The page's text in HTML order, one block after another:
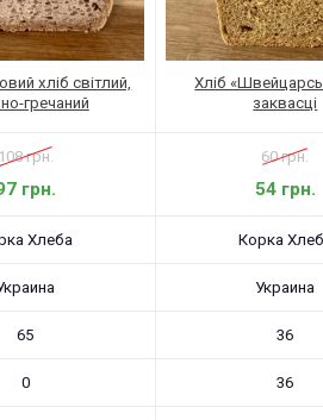
хліб світлий,
гречаний
Хліб
заквасці
108 грн.
грн.
60 грн.
54 грн.
Хлеба Корка
Украина
65 36
0 36